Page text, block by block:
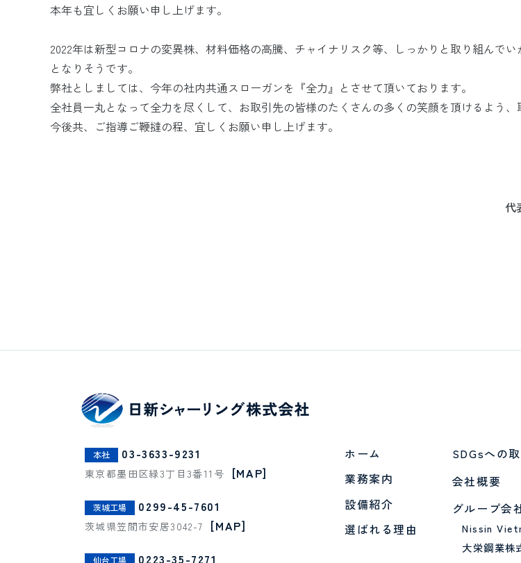
本年も宜しくお願い申し上げます。
2022年は新型コロナの変異株、材料価格の高騰、チャイナリスク等、しっかりと取り組んで
となりそうです。
弊社としましては、今年の社内共通スローガンを『全力』とさせて頂いております。
全社員一丸となって全力を尽くして、お取引先の皆様のたくさんの多くの笑顔を頂けるよう、
今後共、ご指導ご鞭撻の程、宜しくお願い申し上げます。
代
本社 03-3633-9231
東京都墨田区緑3丁目3番11号 [MAP]
茨城工場 0299-45-7601
茨城県笠間市安居3042-7 [MAP]
仙台工場 0223-35-7271
ホーム
業務案内
設備紹介
選ばれる理由
SDGsへの
会社概要
グループ会
Nissin
大栄鋼業株